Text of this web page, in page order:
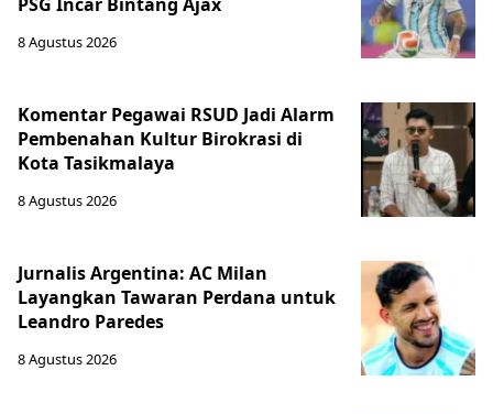
8 Agustus 2026
Komentar Pegawai RSUD Jadi Alarm
Pembenahan Kultur Birokrasi di
Kota Tasikmalaya
8 Agustus 2026
Jurnalis Argentina: AC Milan
Layangkan Tawaran Perdana untuk
Leandro Paredes
8 Agustus 2026